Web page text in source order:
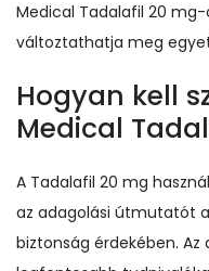
Medical Tadalafil 20
változtathatja meg
Hogyan kell
Medical
A Tadalafil 20 mg
az adagolási útmutatót
biztonság érdekében. Az